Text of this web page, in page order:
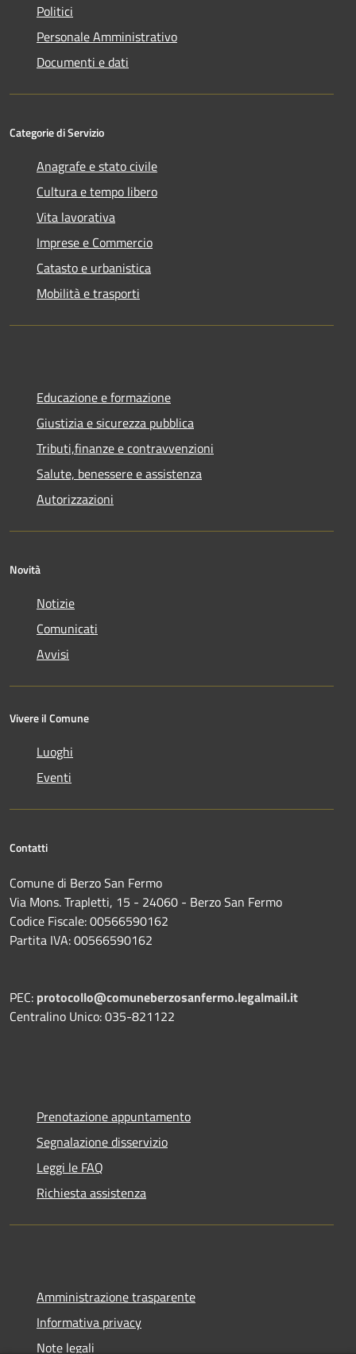
Politici
Personale Amministrativo
Documenti e dati
Categorie di Servizio
Anagrafe e stato civile
Cultura e tempo libero
Vita lavorativa
Imprese e Commercio
Catasto e urbanistica
Mobilità e trasporti
Educazione e formazione
Giustizia e sicurezza pubblica
Tributi,finanze e contravvenzioni
Salute, benessere e assistenza
Autorizzazioni
Novità
Notizie
Comunicati
Avvisi
Vivere il Comune
Luoghi
Eventi
Contatti
Comune di Berzo San Fermo
Via Mons. Trapletti, 15 - 24060 - Berzo San Fermo
Codice Fiscale: 00566590162
Partita IVA: 00566590162
PEC: protocollo@comuneberzosanfermo.legalmail.it
Centralino Unico: 035-821122
Prenotazione appuntamento
Segnalazione disservizio
Leggi le FAQ
Richiesta assistenza
Amministrazione trasparente
Informativa privacy
Note legali